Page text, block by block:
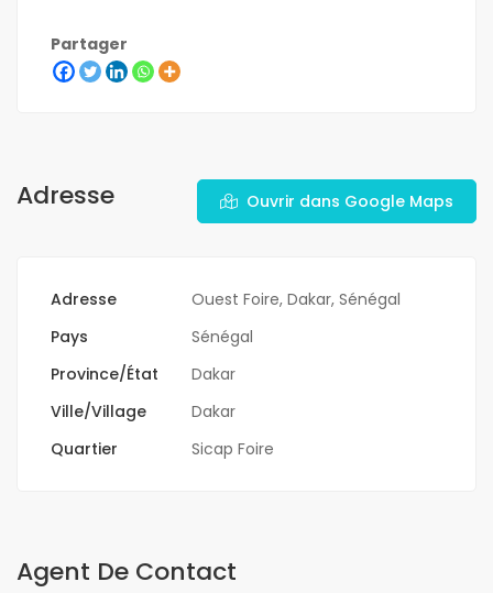
Partager
Adresse Ouvrir dans Google Maps
Adresse
Ouest Foire, Dakar, Sénégal
Pays
Sénégal
Province/État
Dakar
Ville/Village
Dakar
Quartier
Sicap Foire
Agent De Contact